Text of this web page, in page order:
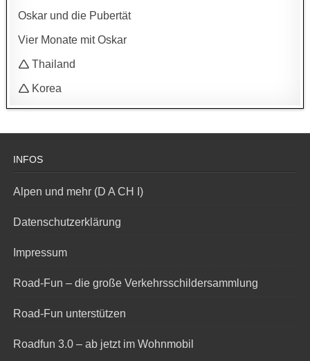
Oskar und die Pubertät
Vier Monate mit Oskar
🛆 Thailand
🛆 Korea
INFOS
Alpen und mehr (D A CH I)
Datenschutzerklärung
Impressum
Road-Fun – die große Verkehrsschildersammlung
Road-Fun unterstützen
Roadfun 3.0 – ab jetzt im Wohnmobil